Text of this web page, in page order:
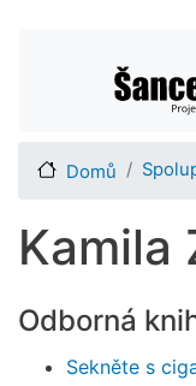
Main
Domů
Kamila
Odborná
Sekněte s